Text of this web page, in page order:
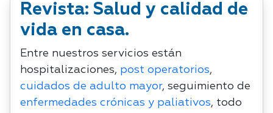
Revista: Salud y calidad de
vida en casa.
Entre nuestros servicios están
hospitalizaciones, post operatorios,
cuidados de adulto mayor, seguimiento de
enfermedades crónicas y paliativos, todo